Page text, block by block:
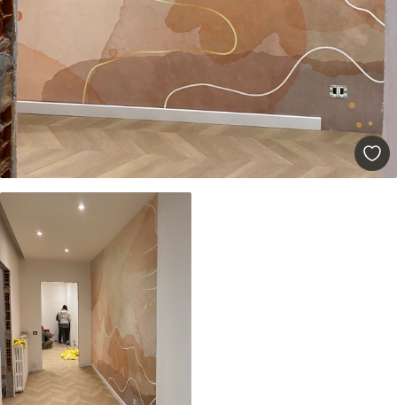
45000 27000.00$/m²
Vinilo Premium
49500 .0029700.00 /m²